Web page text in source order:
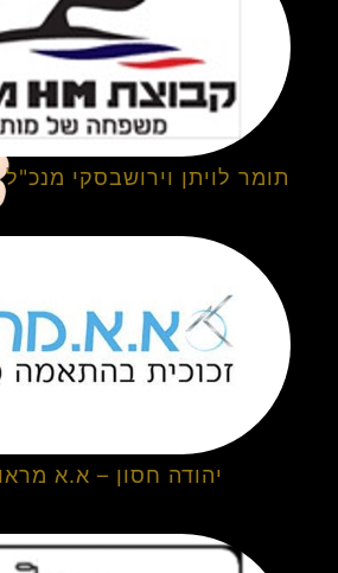
תומר לויתן וירושבסקי
יהודה חסון – א.א